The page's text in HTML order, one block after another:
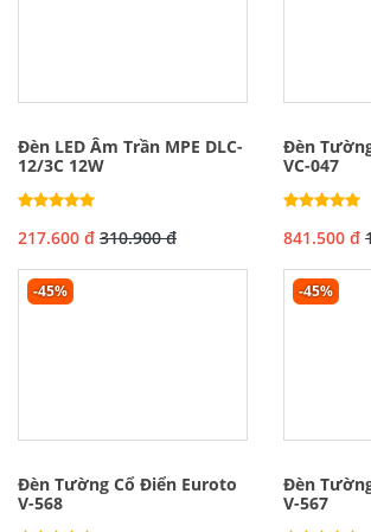
Đèn LED Âm Trần MPE DLC-
12/3C 12W
217.600 đ 310.900 đ
Đèn
VC-047
841.500 đ
-45%
Đèn Tường Cổ Điển Euroto
V-568
-45%
Đèn
V-567